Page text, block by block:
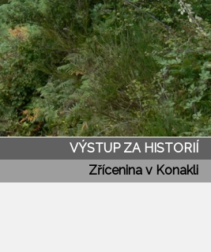
VÝSTUP ZA HISTORIÍ
Zřícenina v Konakli